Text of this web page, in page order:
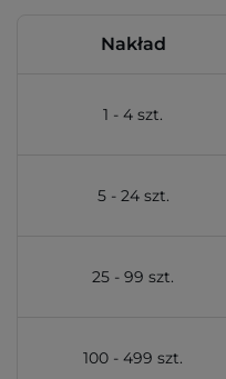
Nakład
1 - 4 szt.
5 - 24 szt.
25 - 99 szt.
100 - 499 szt.